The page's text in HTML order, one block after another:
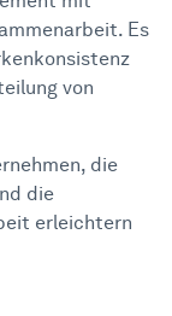
Es
von
die
die
erleichtern